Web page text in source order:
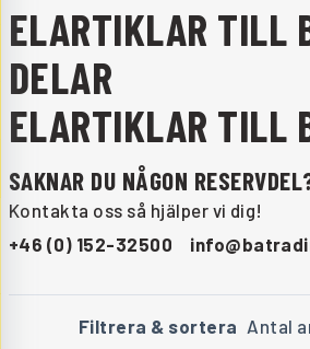
ELARTIKLAR TILL
DELAR
ELARTIKLAR TILL
SAKNAR DU NÅGON
Kontakta oss så hjälper vi dig!
+46 (0) 152-32500
Filtrera & sortera Antal